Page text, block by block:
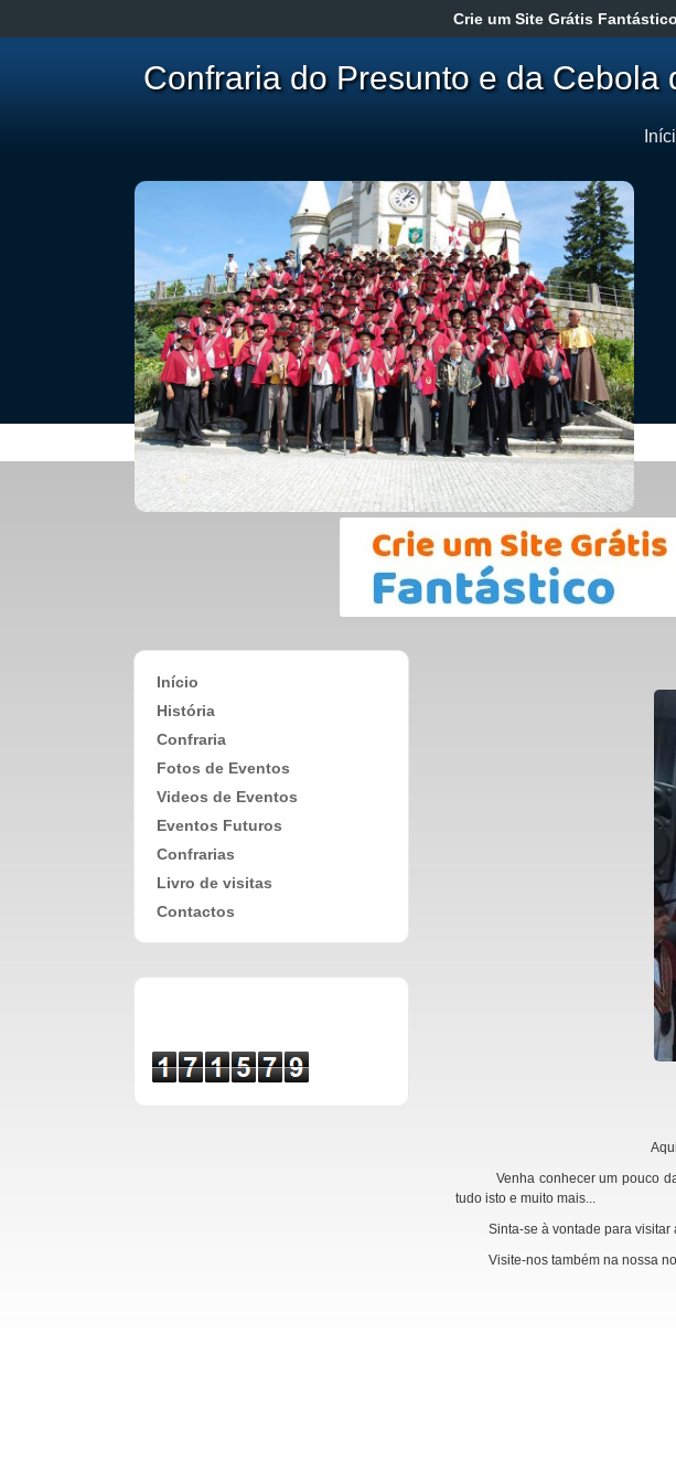
Confraria do Presunto e da Cebola
Início
História
Confraria
Fotos de Eventos
Videos de Eventos
Eventos Futuros
Confrarias
Livro de visitas
Contactos
Venha conhecer um pouco da
tudo isto e muito mais...
Sinta-se à vontade para visitar a
Visite-nos também na nossa
Crie um Site Grátis Fantástico